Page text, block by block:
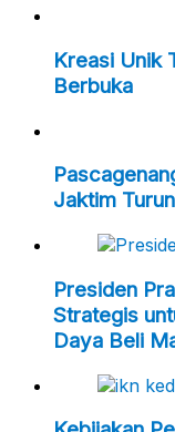
Kreasi Unik
Berbuka
Jaktim
Presiden
Strategis
Daya Beli